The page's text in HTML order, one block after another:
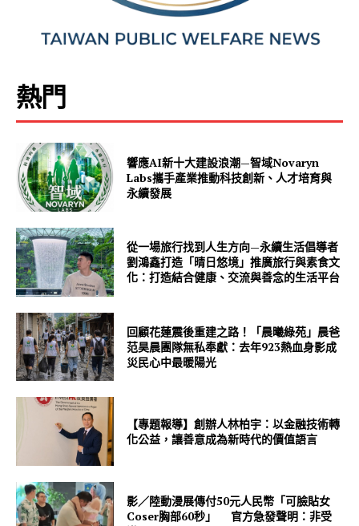
熱門
響應AI新十大建設浪潮—智域Novaryn
Labs攜手產業推動科技創新、人才培育與
永續發展
從一場旅行找到人生方向—永續生活倡導者
劉鴻鑫打造「晴日悠境」推廣旅行與素食文
化：打造結合健康、交流與善念的生活平台
回顧花蓮震後重建之路！「晨曦綠苑」晨爸
范昊晨團隊無私奉獻：去年923熱血身影成
災民心中最暖陽光
【專題報導】創辦人林柏宇：以金融技術轉
化公益，讓善意成為新時代的價值語言
影／陸動漫展傳付50元人民幣「可臉貼女
Coser胸部60秒」 官方急發聲明：非受